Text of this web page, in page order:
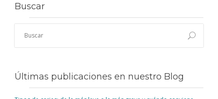
Buscar
Últimas publicaciones en nuestro Blog